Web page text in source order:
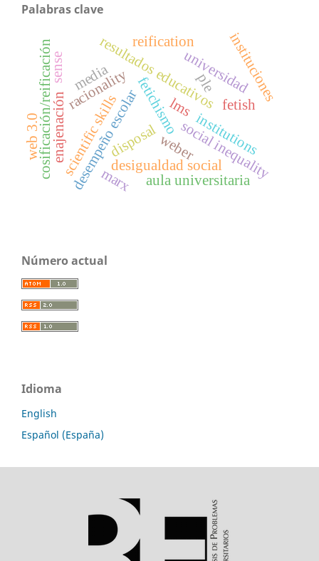
Palabras clave
universidad
fetichismo
resultados educativos
desempeño escolar social inequality
desigualdad social
racionality
weberinstitutions
instituciones
fetish
disposal
reification
enajenación
cosificación/reificación
marx
media
scientific skills
ple
lms
web 3.0
aula universitaria
sense
Número actual
Idioma
English
Español (España)